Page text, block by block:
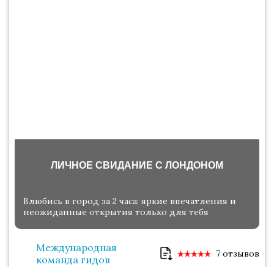
ЛИЧНОЕ СВИДАНИЕ С ЛОНДОНОМ
Влюбись в город за 2 часа: яркие впечатления и
неожиданные открытия только для тебя
Международная
команда гидов
7 отзывов